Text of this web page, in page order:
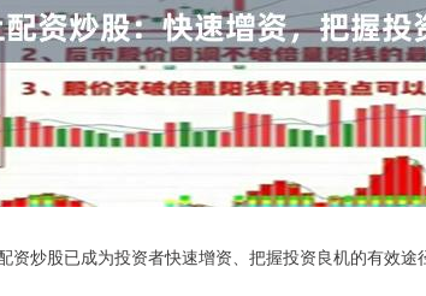
资炒股已成为投资者快速增资、把握投资良机的有效